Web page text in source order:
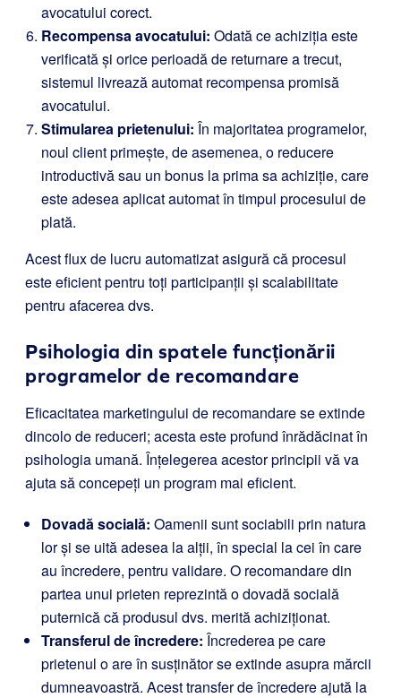
avocatului corect.
Recompensa avocatului: Odată ce achiziția este
verificată și orice perioadă de returnare a trecut,
sistemul livrează automat recompensa promisă
avocatului.
Stimularea prietenului: În majoritatea programelor,
noul client primește, de asemenea, o reducere
introductivă sau un bonus la prima sa achiziție, care
este adesea aplicat automat în timpul procesului de
plată.
Acest flux de lucru automatizat asigură că procesul
este eficient pentru toți participanții și scalabilitate
pentru afacerea dvs.
Psihologia din spatele funcționării
programelor de recomandare
Eficacitatea marketingului de recomandare se extinde
dincolo de reduceri; acesta este profund înrădăcinat în
psihologia umană. Înțelegerea acestor principii vă va
ajuta să concepeți un program mai eficient.
Dovadă socială: Oamenii sunt sociabili prin natura
lor și se uită adesea la alții, în special la cei în care
au încredere, pentru validare. O recomandare din
partea unui prieten reprezintă o dovadă socială
puternică că produsul dvs. merită achiziționat.
Transferul de încredere: Încrederea pe care
prietenul o are în susținător se extinde asupra mărcii
dumneavoastră. Acest transfer de încredere ajută la